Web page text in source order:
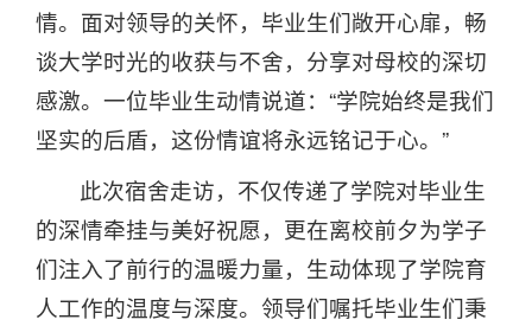
情。面对领导的关怀，毕业生们敞开心扉，畅
谈大学时光的收获与不舍，分享对母校的深切
感激。一位毕业生动情说道：“学院始终是我们
坚实的后盾，这份情谊将永远铭记于心。”
此次宿舍走访，不仅传递了学院对毕业生
的深情牵挂与美好祝愿，更在离校前夕为学子
们注入了前行的温暖力量，生动体现了学院育
人工作的温度与深度。领导们嘱托毕业生们秉